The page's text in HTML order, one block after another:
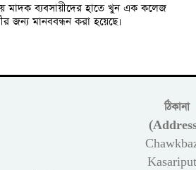
মাদক ব্যবসায়ীদের হাতে খুন এক কলেজ
জন্য মানববন্ধন করা হয়েছে।
ঠিকানা